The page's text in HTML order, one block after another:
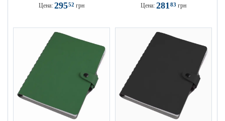
Цена: 29552 грн Цена: 28183 грн